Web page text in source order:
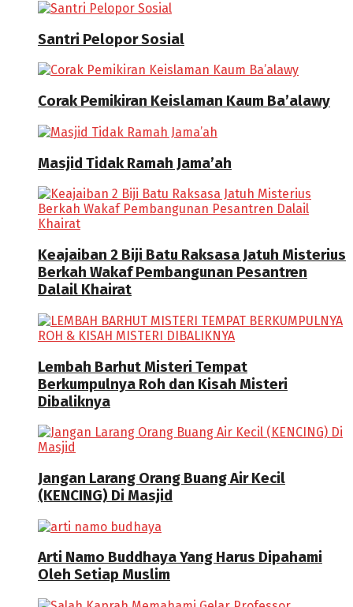
Santri Pelopor Sosial
Corak Pemikiran Keislaman Kaum Ba’alawy
Masjid Tidak Ramah Jama’ah
Keajaiban 2 Biji Batu Raksasa Jatuh Misterius
Berkah Wakaf Pembangunan Pesantren
Dalail Khairat
Lembah Barhut Misteri Tempat
Berkumpulnya Roh dan Kisah Misteri
Dibaliknya
Jangan Larang Orang Buang Air Kecil
(KENCING) Di Masjid
Arti Namo Buddhaya Yang Harus Dipahami
Oleh Setiap Muslim